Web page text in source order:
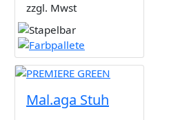
zzgl. Mwst
Mal.aga Stuh